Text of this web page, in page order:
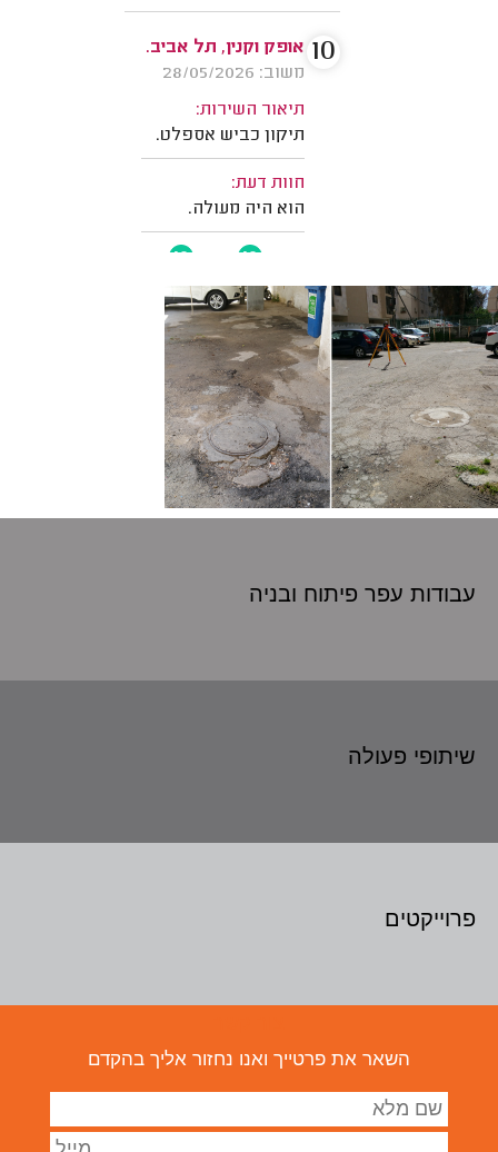
עבודות עפר פיתוח ובניה
שיתופי פעולה
פרוייקטים
השאר את פרטייך ואנו נחזור אליך בהקדם